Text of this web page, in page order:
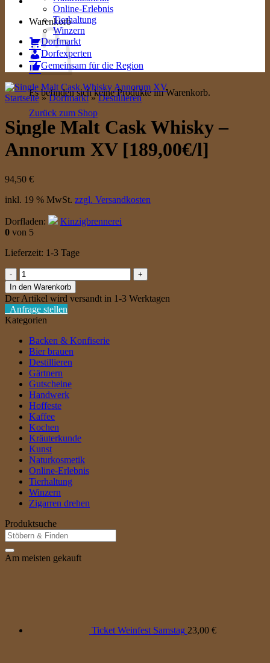
Warenkorb
Es befinden sich keine Produkte im Warenkorb.
Zurück zum Shop
Online-Erlebnis
Tierhaltung
Winzern
Dorfmarkt
Dorfexperten
Gemeinsam für die Region
Startseite » Dorfmarkt » Destillieren
Single Malt Cask Whisky –
Annorum XV [189,00€/l]
94,50 €
inkl. 19 % MwSt. zzgl. Versandkosten
Dorfladen:
Kinzigbrennerei
0 von 5
Lieferzeit: 1-3 Tage
Single
Malt
Cask
Whisky
-
Annorum
XV
[189,00€/l]
Menge
In den Warenkorb
Der Artikel wird versandt in 1-3 Werktagen
Anfrage stellen
Kategorien
Backen & Konfiserie
Bier brauen
Destillieren
Gärtnern
Gutscheine
Handwerk
Hoffeste
Kaffee
Kochen
Kräuterkunde
Kunst
Naturkosmetik
Online-Erlebnis
Tierhaltung
Winzern
Zigarren drehen
Produktsuche
Suche
nach:
Am meisten gekauft
Ticket Weinfest Samstag 23,00 €